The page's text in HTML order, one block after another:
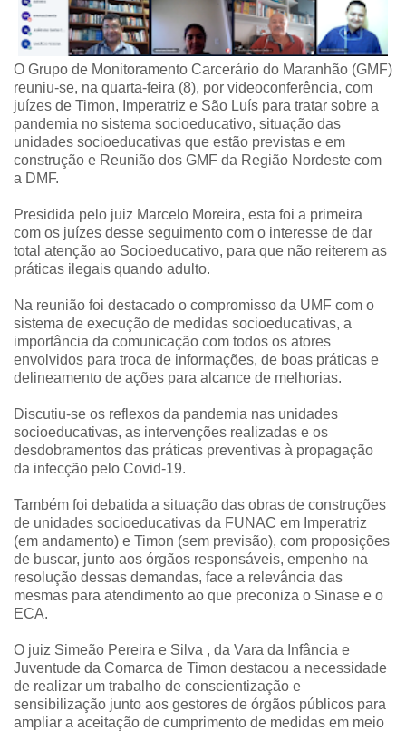
O Grupo de Monitoramento Carcerário do Maranhão (GMF)
reuniu-se, na quarta-feira (8), por videoconferência, com
juízes de Timon, Imperatriz e São Luís para tratar sobre a
pandemia no sistema socioeducativo, situação das
unidades socioeducativas que estão previstas e em
construção e Reunião dos GMF da Região Nordeste com
a DMF.
Presidida pelo juiz Marcelo Moreira, esta foi a primeira
com os juízes desse seguimento com o interesse de dar
total atenção ao Socioeducativo, para que não reiterem as
práticas ilegais quando adulto.
Na reunião foi destacado o compromisso da UMF com o
sistema de execução de medidas socioeducativas, a
importância da comunicação com todos os atores
envolvidos para troca de informações, de boas práticas e
delineamento de ações para alcance de melhorias.
Discutiu-se os reflexos da pandemia nas unidades
socioeducativas, as intervenções realizadas e os
desdobramentos das práticas preventivas à propagação
da infecção pelo Covid-19.
Também foi debatida a situação das obras de construções
de unidades socioeducativas da FUNAC em Imperatriz
(em andamento) e Timon (sem previsão), com proposições
de buscar, junto aos órgãos responsáveis, empenho na
resolução dessas demandas, face a relevância das
mesmas para atendimento ao que preconiza o Sinase e o
ECA.
O juiz Simeão Pereira e Silva , da Vara da Infância e
Juventude da Comarca de Timon destacou a necessidade
de realizar um trabalho de conscientização e
sensibilização junto aos gestores de órgãos públicos para
ampliar a aceitação de cumprimento de medidas em meio